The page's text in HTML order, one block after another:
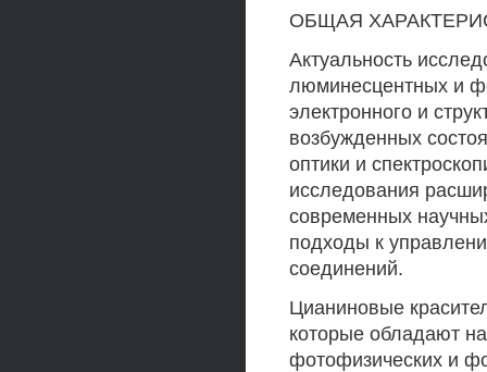
ОБЩАЯ
Актуальность
люминесцентных и
электронного и
возбужденных
оптики и
исследования
современных
подходы к
соединений.
Цианиновые
которые обладают
фотофизических и